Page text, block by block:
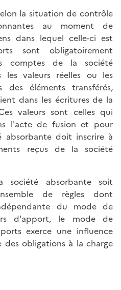
la situation de contrôle
au moment de
dans lequel celle-ci est
sont obligatoirement
comptes de la société
les valeurs réelles ou les
des éléments transférés,
dans les écritures de la
valeurs sont celles qui
l'acte de fusion et pour
absorbante doit inscrire à
reçus de la société
absorbante soit
de règles dont
du mode de
d'apport, le mode de
exerce une influence
obligations à la charge